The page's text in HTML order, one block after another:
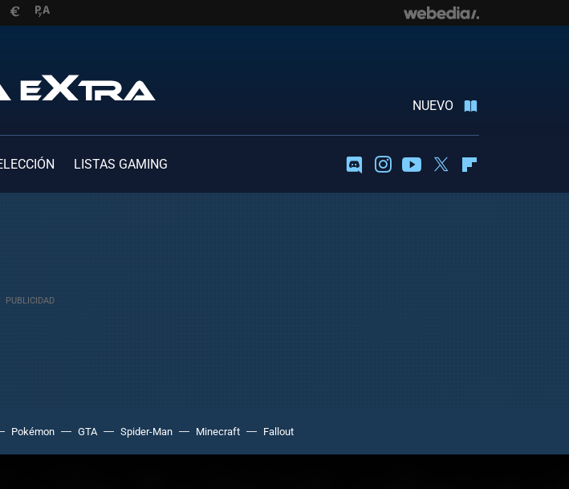
NUEVO
LISTAS GAMING DiscordInstagramYoutubeTwitter
Pokémon GTA Spider-Man Minecraft Fallout